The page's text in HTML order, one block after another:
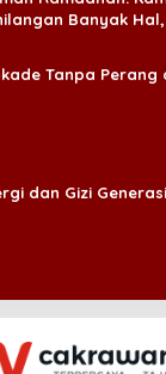
Banyak
Tanpa Perang
dan Gizi Generasi